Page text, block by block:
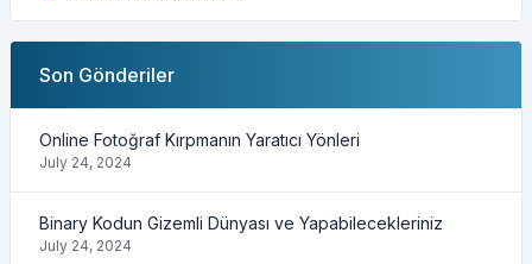
Son Gönderiler
Online Fotoğraf Kırpmanın Yaratıcı Yönleri
July 24, 2024
Binary Kodun Gizemli Dünyası ve Yapabilecekleriniz
July 24, 2024